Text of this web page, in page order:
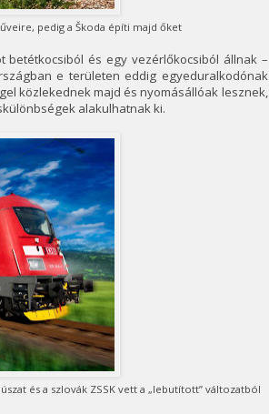
pedig a Škoda építi majd őket
betétkocsiból és egy vezérlőkocsiból állnak –
e területen eddig egyeduralkodónak
közlekednek majd és nyomásállóak lesznek,
alakulhatnak ki.
és a szlovák ZSSK vett a „lebutított” változatból